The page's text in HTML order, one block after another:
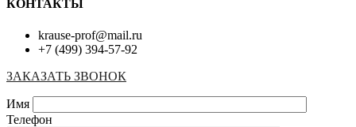
КОНТАКТЫ
krause-prof@mail.ru
+7 (499) 394-57-92
ЗАКАЗАТЬ ЗВОНОК
Имя
Телефон